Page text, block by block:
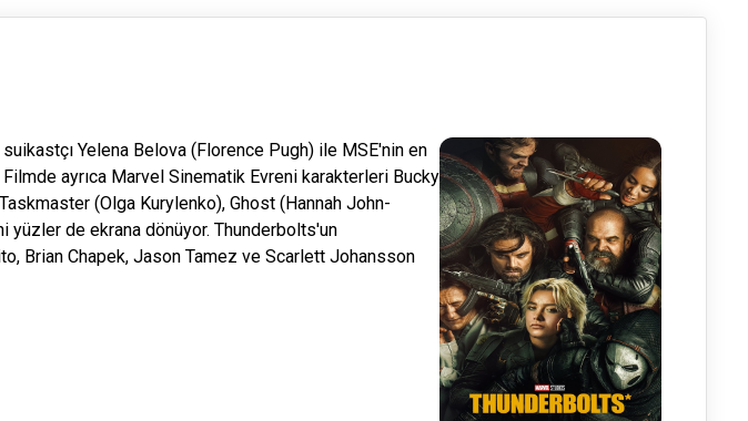
Yelena Belova (Florence Pugh) ile MSE'nin en
ayrıca Marvel Sinematik Evreni karakterleri Bucky
(Olga Kurylenko), Ghost (Hannah John-
de ekrana dönüyor. Thunderbolts'un
Brian Chapek, Jason Tamez ve Scarlett Johansson